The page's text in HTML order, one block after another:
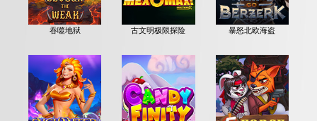
吞噬地狱 古文明极限探险 暴怒北欧海盗